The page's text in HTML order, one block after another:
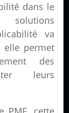
dans le
va
elle permet
des
leurs